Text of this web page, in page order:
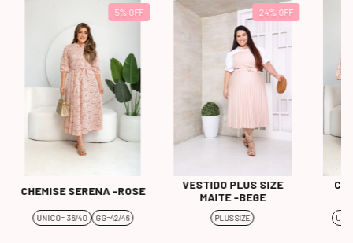
5% OFF
CHEMISE SERENA -ROSE
UNICO= 36/40 GG=42/46
24% OFF
VESTIDO PLUS SIZE
MAITE -BEGE
PLUS SIZE